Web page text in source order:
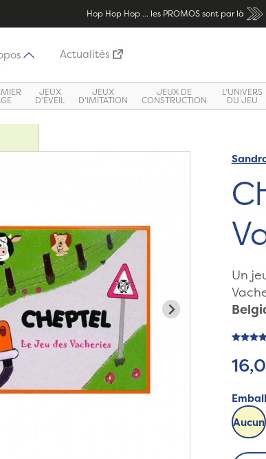
Hop Hop Hop ... les PROMOS sont par là
Actualités
JEUX
D'ÉVEIL
JEUX
D'IMITATION
JEUX DE
CONSTRUCTION
L'UNIVERS
DU JEU
Zoom
Un
Aucun